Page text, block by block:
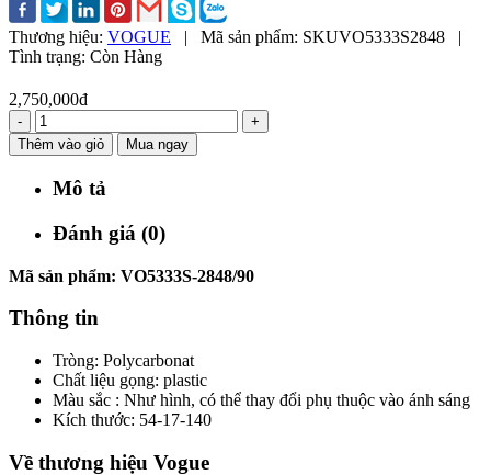
Thương hiệu: VOGUE | Mã sản phẩm: SKUVO5333S2848
|
Tình trạng: Còn Hàng
2,750,000đ
-
+
Thêm vào giỏ
Mua ngay
Mô tả
Đánh giá (0)
Mã sản phẩm: VO5333S-2848/90
Thông tin
Tròng: Polycarbonat
Chất liệu gọng: plastic
Màu sắc : Như hình, có thể thay đổi phụ thuộc vào ánh sáng
Kích thước: 54-17-140
Về thương hiệu Vogue